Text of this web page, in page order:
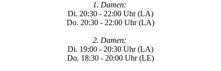
1. Damen:
Di. 20:30 - 22:00 Uhr (LA)
Do. 20:30 - 22:00 Uhr (LA)
2. Damen:
Di. 19:00 - 20:30 Uhr (LA)
Do. 18:30 - 20:00 Uhr (LE)